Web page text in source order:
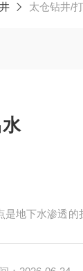
太仓钻井/
地下水渗透的